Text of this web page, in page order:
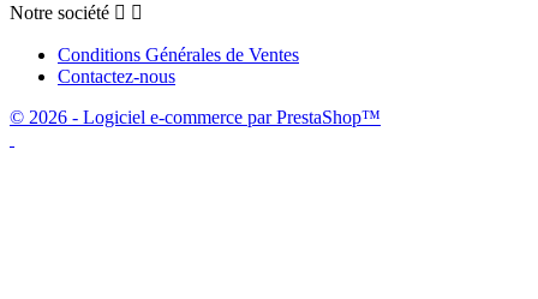
Notre société  
Conditions Générales de Ventes
Contactez-nous
© 2026 - Logiciel e-commerce par PrestaShop™